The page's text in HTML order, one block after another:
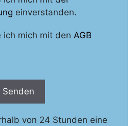
einverstanden.
ich mich mit denAGB
von 24 Stunden eine